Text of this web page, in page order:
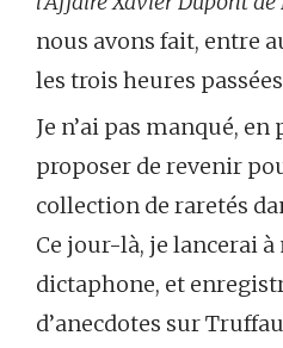
nous avons fait, entre
les trois heures
Je n’ai pas manqué,
proposer de revenir
collection de raretés
Ce jour-là, je lancerai à
dictaphone, et
d’anecdotes sur